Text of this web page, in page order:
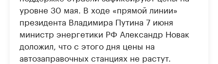
уровне 30 мая. В ходе «прямой линии»
президента Владимира Путина 7 июня
министр энергетики РФ Александр Новак
доложил, что с этого дня цены на
автозаправочных станциях не растут.